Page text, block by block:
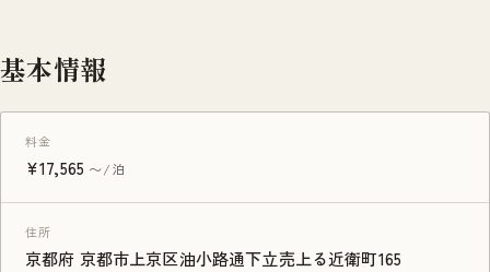
基本情報
料金
¥17,565 〜/泊
住所
京都府 京都市上京区油小路通下立売上る近衛町165